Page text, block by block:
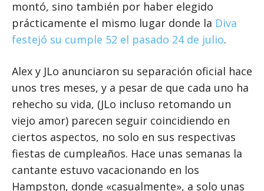
montó, sino también por haber elegido
prácticamente el mismo lugar donde la Diva
festejó su cumple 52 el pasado 24 de julio.
Alex y JLo anunciaron su separación oficial hace
unos tres meses, y a pesar de que cada uno ha
rehecho su vida, (JLo incluso retomando un
viejo amor) parecen seguir coincidiendo en
ciertos aspectos, no solo en sus respectivas
fiestas de cumpleaños. Hace unas semanas la
cantante estuvo vacacionando en los
Hampston, donde «casualmente», a solo unas